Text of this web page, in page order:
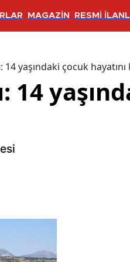
MAGAZİN RESMİ
14 yaşındaki çocuk
14